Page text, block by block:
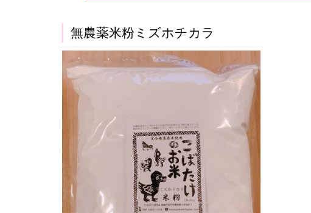
無農薬米粉ミズホチカラ